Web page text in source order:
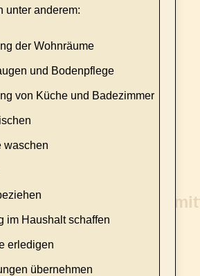
unter anderem:
der Wohnräume
und Bodenpflege
von Küche und Badezimmer
waschen
im Haushalt schaffen
erledigen
übernehmen